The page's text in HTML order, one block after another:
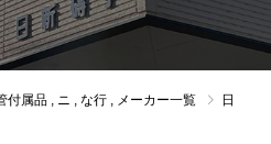
付属品 ニ な行 メーカー一覧
日